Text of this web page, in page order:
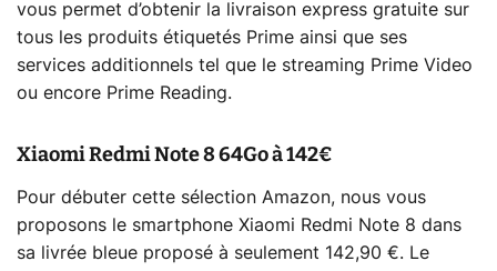
vous permet d’obtenir la livraison express gratuite sur
tous les produits étiquetés Prime ainsi que ses
services additionnels tel que le streaming Prime Video
ou encore Prime Reading.
Xiaomi Redmi Note 8 64Go à 142€
Pour débuter cette sélection Amazon, nous vous
proposons le smartphone Xiaomi Redmi Note 8 dans
sa livrée bleue proposé à seulement 142,90 €. Le